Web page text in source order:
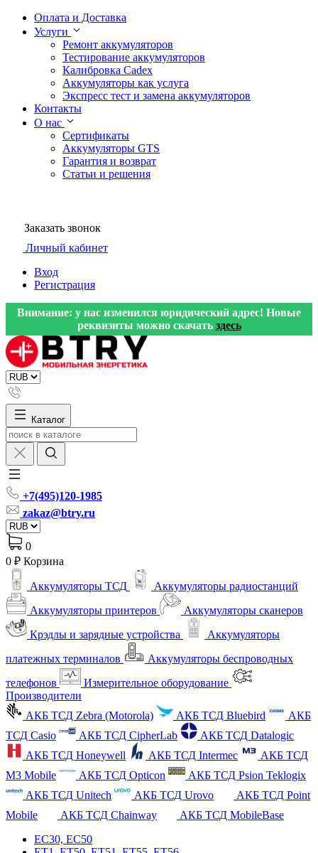
Оплата и Доставка
Услуги
Ремонт аккумуляторов
Тестирование аккумуляторов
Калибровка Cadex
Аккумуляторы как услуга
Экспресс тест и замена аккумуляторов
Контакты
О нас
Сертификаты
Аккумуляторы GTS
Гарантия и возврат
Статьи и решения
Заказать звонок
Личный кабинет
Вход
Регистрация
Внимание: у нас изменился юридический адрес! Новые
реквизиты можно скачать здесь
Каталог
+7(495)120-1985
zakaz@btry.ru
0
0 ₽ Корзина
Аккумуляторы ТСД
Аккумуляторы радиостанций
Аккумуляторы принтеров
Аккумуляторы сканеров
Крэдлы и зарядные устройства
Аккумуляторы
платежных терминалов
Аккумуляторы беспроводных
телефонов
Измерительное оборудование
Производители
АКБ ТСД Zebra (Motorola)
АКБ ТСД Bluebird
АКБ
ТСД Casio
АКБ ТСД CipherLab
АКБ ТСД Datalogic
АКБ ТСД Honeywell
АКБ ТСД Intermec
АКБ ТСД
M3 Mobile
АКБ ТСД Opticon
АКБ ТСД Psion Teklogix
АКБ ТСД Unitech
АКБ ТСД Urovo
АКБ ТСД Point
Mobile
АКБ ТСД Chainway
АКБ ТСД MobileBase
EC30, EC50